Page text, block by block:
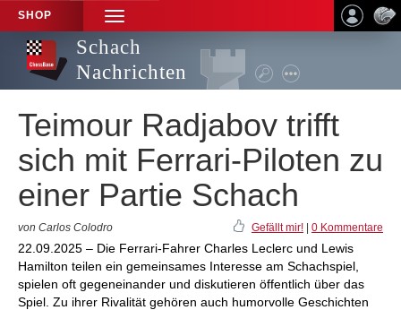
SHOP
TOGGLE
NAVIGATION
Schach
Nachrichten
Teimour Radjabov trifft
sich mit Ferrari-Piloten zu
einer Partie Schach
von Carlos Colodro Gefällt mir! 0 Kommentare
22.09.2025 – Die Ferrari-Fahrer Charles Leclerc und Lewis
Hamilton teilen ein gemeinsames Interesse am Schachspiel,
spielen oft gegeneinander und diskutieren öffentlich über das
Spiel. Zu ihrer Rivalität gehören auch humorvolle Geschichten